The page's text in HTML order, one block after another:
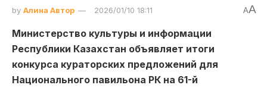
by Алина Автор 2026/01/10 18:11 AA
Министерство культуры и информации
Республики Казахстан объявляет итоги
конкурса кураторских предложений для
Национального павильона РК на 61-й